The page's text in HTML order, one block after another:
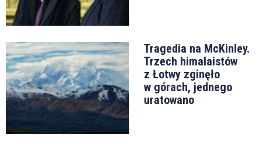
Tragedia na McKinley.
Trzech himalaistów
z Łotwy zginęło
w górach, jednego
uratowano